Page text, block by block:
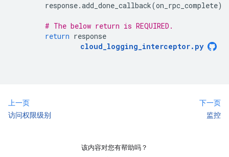
response.add_done_callback(on_rpc_complete)
# The below return is REQUIRED.
return response
cloud_logging_interceptor. py
上一页
访问权限级别
下一页
监控
该内容对您有帮助吗？